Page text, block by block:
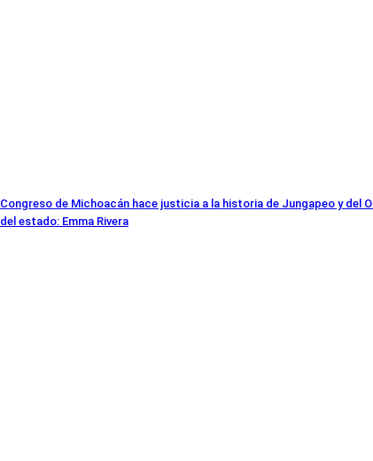
Congreso de Michoacán hace justicia a la historia de Jungapeo y del
del estado: Emma Rivera